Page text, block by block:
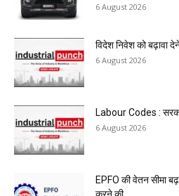
6 August 2026
विदेश निवेश को बढ़ावा
6 August 2026
Labour Codes :
6 August 2026
EPFO की वेतन सीमा